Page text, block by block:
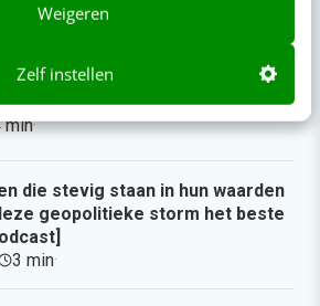
Weigeren
Zelf instellen
aan je content met een
[5 stappen]
min·
die stevig staan in hun waarden
geopolitieke storm het beste
3 min·